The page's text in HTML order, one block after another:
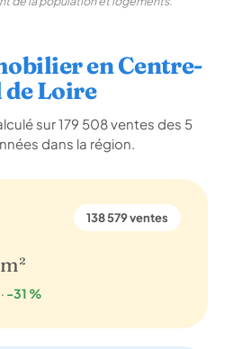
en Centre-
de Loire
sur 179 508 ventes des 5
dans la région.
138 579 ventes
· -31 %